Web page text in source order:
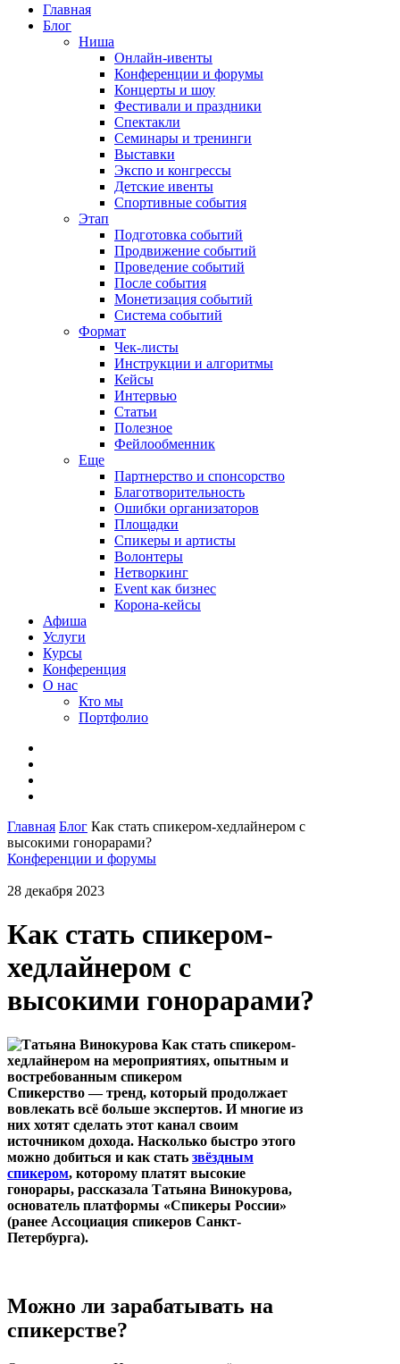
Главная
Блог
Ниша
Онлайн-ивенты
Конференции и форумы
Концерты и шоу
Фестивали и праздники
Спектакли
Семинары и тренинги
Выставки
Экспо и конгрессы
Детские ивенты
Спортивные события
Этап
Подготовка событий
Продвижение событий
Проведение событий
После события
Монетизация событий
Система событий
Формат
Чек-листы
Инструкции и алгоритмы
Кейсы
Интервью
Статьи
Полезное
Фейлообменник
Еще
Партнерство и спонсорство
Благотворительность
Ошибки организаторов
Площадки
Спикеры и артисты
Волонтеры
Нетворкинг
Event как бизнес
Корона-кейсы
Афиша
Услуги
Курсы
Конференция
О нас
Кто мы
Портфолио
Главная Блог Как стать спикером-хедлайнером с
высокими гонорарами?
Конференции и форумы
28 декабря 2023
Как стать спикером-
хедлайнером с
высокими гонорарами?
Спикерство — тренд, который продолжает
вовлекать всё больше экспертов. И многие из
них хотят сделать этот канал своим
источником дохода. Насколько быстро этого
можно добиться и как стать звёздным
спикером, которому платят высокие
гонорары, рассказала Татьяна Винокурова,
основатель платформы «Спикеры России»
(ранее Ассоциация спикеров Санкт-
Петербурга).
Можно ли зарабатывать на
спикерстве?